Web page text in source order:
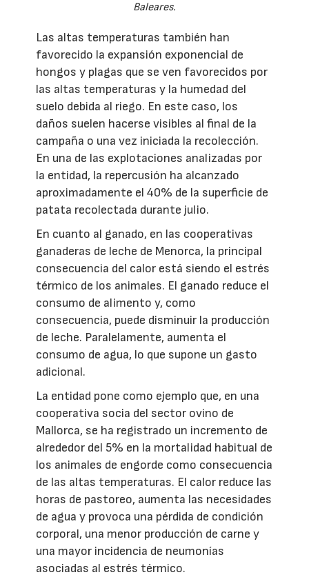
Baleares.
Las altas temperaturas también han
favorecido la expansión exponencial de
hongos y plagas que se ven favorecidos por
las altas temperaturas y la humedad del
suelo debida al riego. En este caso, los
daños suelen hacerse visibles al final de la
campaña o una vez iniciada la recolección.
En una de las explotaciones analizadas por
la entidad, la repercusión ha alcanzado
aproximadamente el 40% de la superficie de
patata recolectada durante julio.
En cuanto al ganado, en las cooperativas
ganaderas de leche de Menorca, la principal
consecuencia del calor está siendo el estrés
térmico de los animales. El ganado reduce el
consumo de alimento y, como
consecuencia, puede disminuir la producción
de leche. Paralelamente, aumenta el
consumo de agua, lo que supone un gasto
adicional.
La entidad pone como ejemplo que, en una
cooperativa socia del sector ovino de
Mallorca, se ha registrado un incremento de
alrededor del 5% en la mortalidad habitual de
los animales de engorde como consecuencia
de las altas temperaturas. El calor reduce las
horas de pastoreo, aumenta las necesidades
de agua y provoca una pérdida de condición
corporal, una menor producción de carne y
una mayor incidencia de neumonías
asociadas al estrés térmico.